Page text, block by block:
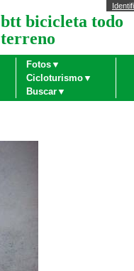
btt bicicleta todo
terreno
Fotos▼
Cicloturismo▼
Buscar▼